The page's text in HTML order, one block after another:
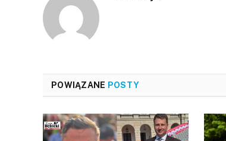
POWIĄZANE POSTY